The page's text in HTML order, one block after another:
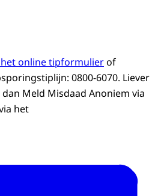
online tipformulierof
0800-6070. Liever
Meld Misdaad Anoniem via
het